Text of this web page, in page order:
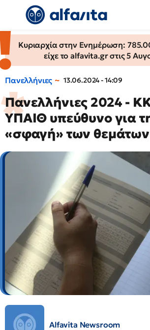
Κυριαρχία στην Ενημέρωση:
είχε το alfavita.gr στις 5
Πανελλήνιες 13.06.2024 - 14:09
Πανελλήνιες 2024 -
ΥΠΑΙΘ υπεύθυνο για
«σφαγή» των θεμάτων
Alfavita Newsroom